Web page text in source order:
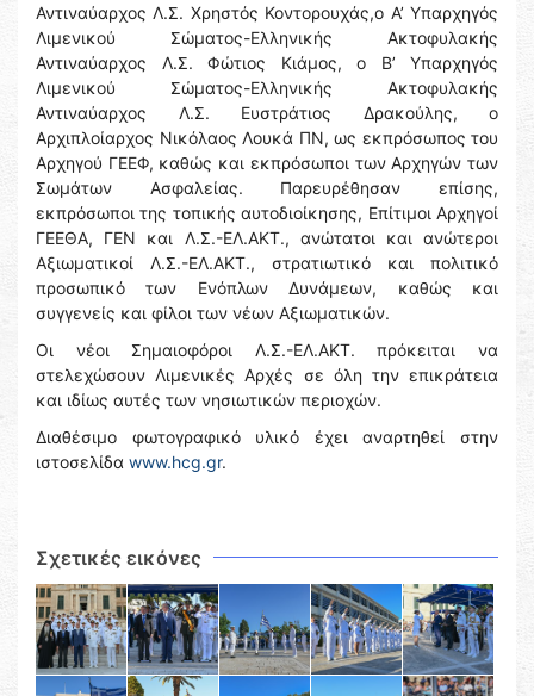
Αντιναύαρχος Λ.Σ. Χρηστός Κοντορουχάς,ο Α’ Υπαρχηγός
Λιμενικού Σώματος-Ελληνικής Ακτοφυλακής
Αντιναύαρχος Λ.Σ. Φώτιος Κιάμος, ο Β’ Υπαρχηγός
Λιμενικού Σώματος-Ελληνικής Ακτοφυλακής
Αντιναύαρχος Λ.Σ. Ευστράτιος Δρακούλης, ο
Αρχιπλοίαρχος Νικόλαος Λουκά ΠΝ, ως εκπρόσωπος του
Αρχηγού ΓΕΕΦ, καθώς και εκπρόσωποι των Αρχηγών των
Σωμάτων Ασφαλείας. Παρευρέθησαν επίσης,
εκπρόσωποι της τοπικής αυτοδιοίκησης, Επίτιμοι Αρχηγοί
ΓΕΕΘΑ, ΓΕΝ και Λ.Σ.-ΕΛ.ΑΚΤ., ανώτατοι και ανώτεροι
Αξιωματικοί Λ.Σ.-ΕΛ.ΑΚΤ., στρατιωτικό και πολιτικό
προσωπικό των Ενόπλων Δυνάμεων, καθώς και
συγγενείς και φίλοι των νέων Αξιωματικών.
Οι νέοι Σημαιοφόροι Λ.Σ.-ΕΛ.ΑΚΤ. πρόκειται να
στελεχώσουν Λιμενικές Αρχές σε όλη την επικράτεια
και ιδίως αυτές των νησιωτικών περιοχών.
Διαθέσιμο φωτογραφικό υλικό έχει αναρτηθεί στην
ιστοσελίδα www.hcg.gr.
Σχετικές εικόνες